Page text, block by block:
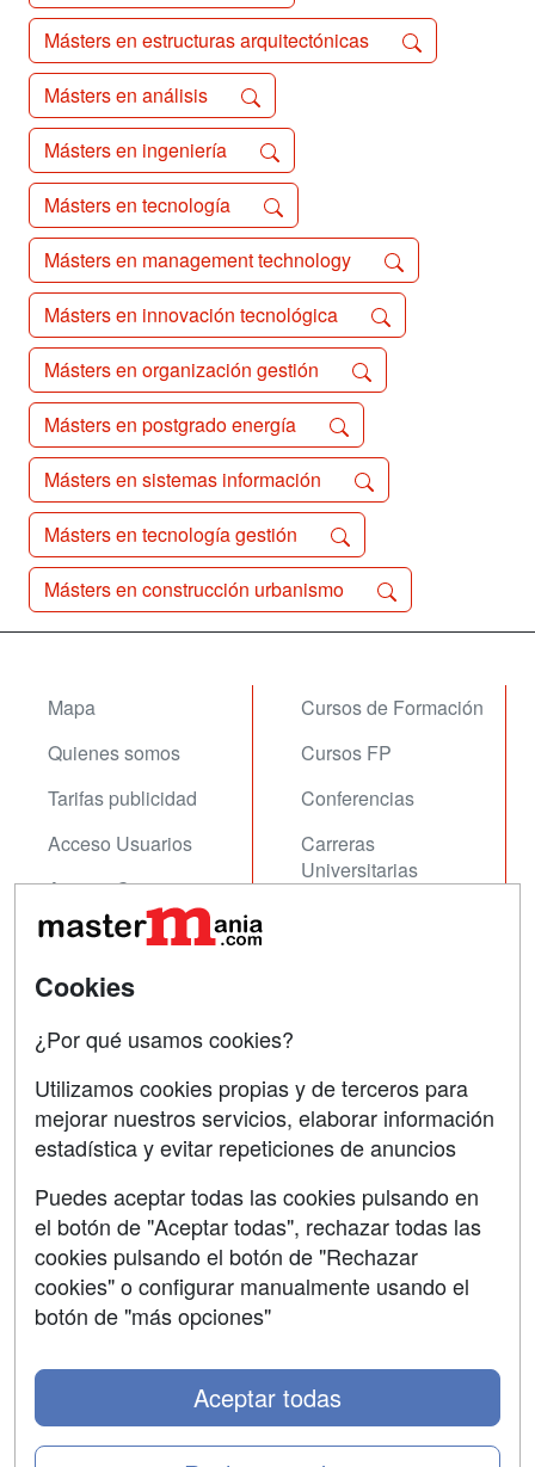
Másters en estructuras arquitectónicas
Másters en análisis
Másters en ingeniería
Másters en tecnología
Másters en management technology
Másters en innovación tecnológica
Másters en organización gestión
Másters en postgrado energía
Másters en sistemas información
Másters en tecnología gestión
Másters en construcción urbanismo
Mapa
Quienes somos
Tarifas publicidad
Acceso Usuarios
Acceso Centros
Cursos de Formación
Cursos FP
Conferencias
Carreras
Universitarias
Contactar
Confidencialidad
Aviso legal
Copyleft
Grupo formazion:
Cookies
¿Por qué usamos cookies?
Utilizamos cookies propias y de terceros para
mejorar nuestros servicios, elaborar información
estadística y evitar repeticiones de anuncios
Puedes aceptar todas las cookies pulsando en
el botón de "Aceptar todas", rechazar todas las
cookies pulsando el botón de "Rechazar
cookies" o configurar manualmente usando el
botón de "más opciones"
Aceptar todas